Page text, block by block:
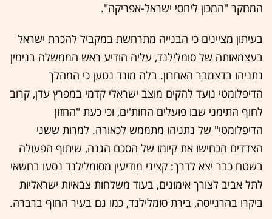
המחקר "המכון ליחסי ישראל-אפריקה".
בעיתון מציינים כי הבנייה מתרחשת במקביל להכרת ישראל
בעצמאותה של סומלילנד, עליה הודיע ראש הממשלה בנימין
נתניהו בדצמבר האחרון. בלה מונד נטען כי המהלך
הדיפלומטי נועד להקים מוצב ישראלי קדמי במפרץ עדן, קרוב
לחוף התימני שבו פועלים החות'ים, וכי כעת "החזון
הדיפלומטי" של נתניהו מתממש לכאורה. למרות ששני
הצדדים הכחישו את קיומו של הסכם הגנה, שיתוף הפעולה
בשטח כבר יצא לדרך: קציני מודיעין מסומלילנד נסעו בחשאי
לתל אביב לצורך אימונים, בעוד משלחות צבאיות ישראליות
ביקרו בהרגייסה, בירת סומלילנד, כמו גם בעיר החוף ברברה.